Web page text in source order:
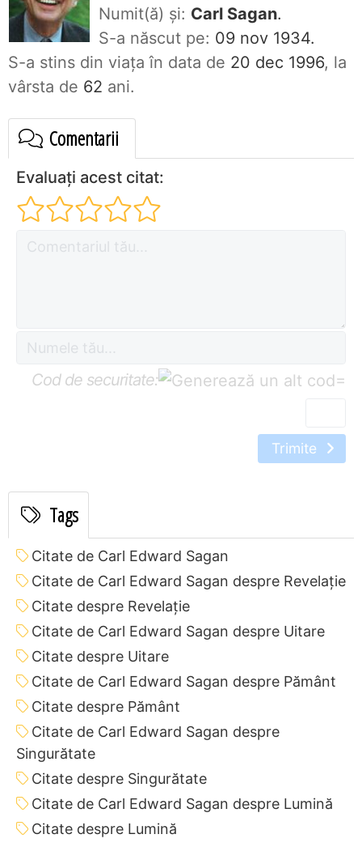
Numit(ă) și: Carl Sagan.
S-a născut pe: 09 nov 1934.
S-a stins din viaţa în data de 20 dec 1996, la
vârsta de 62 ani.
Comentarii
Evaluați acest citat:
Cod de securitate: =
Trimite
Tags
Citate de Carl Edward Sagan
Citate de Carl Edward Sagan despre Revelaţie
Citate despre Revelaţie
Citate de Carl Edward Sagan despre Uitare
Citate despre Uitare
Citate de Carl Edward Sagan despre Pământ
Citate despre Pământ
Citate de Carl Edward Sagan despre
Singurătate
Citate despre Singurătate
Citate de Carl Edward Sagan despre Lumină
Citate despre Lumină